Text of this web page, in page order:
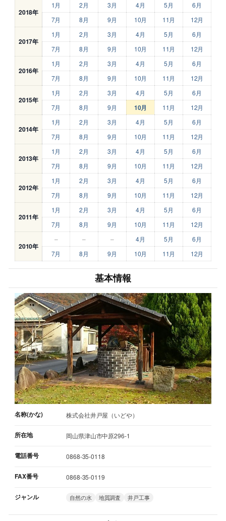
2018年
1月 2月 3月 4月 5月
6月
7月
8月 9月 10月 11月 12月
2017年
1月 2月 3月 4月 5月
6月
7月
8月 9月 10月 11月 12月
2016年
1月 2月 3月 4月 5月
6月
7月
8月 9月 10月 11月 12月
2015年
1月 2月 3月 4月 5月
6月
7月
8月 9月 10月 11月 12月
2014年
1月 2月 3月 4月 5月
6月
7月
8月 9月 10月 11月 12月
2013年
1月 2月 3月 4月 5月
6月
7月
8月 9月 10月 11月 12月
2012年
1月 2月 3月 4月 5月
6月
7月
8月 9月 10月 11月 12月
2011年
1月 2月 3月 4月 5月
6月
7月
8月 9月 10月 11月 12月
2010年
– – – 4月 5月
6月
7月
8月 9月 10月 11月 12月
基本情報
名称(かな) 株式会社井戸屋（いどや）
所在地 岡山県津山市中原296-1
電話番号 0868-35-0118
FAX番号 0868-35-0119
ジャンル 自然の水 地質調査 井戸工事